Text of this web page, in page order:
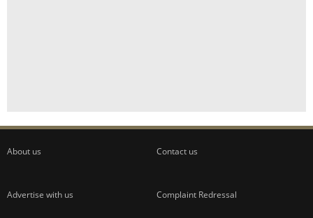
About us Contact us
Advertise with us Complaint Redressal